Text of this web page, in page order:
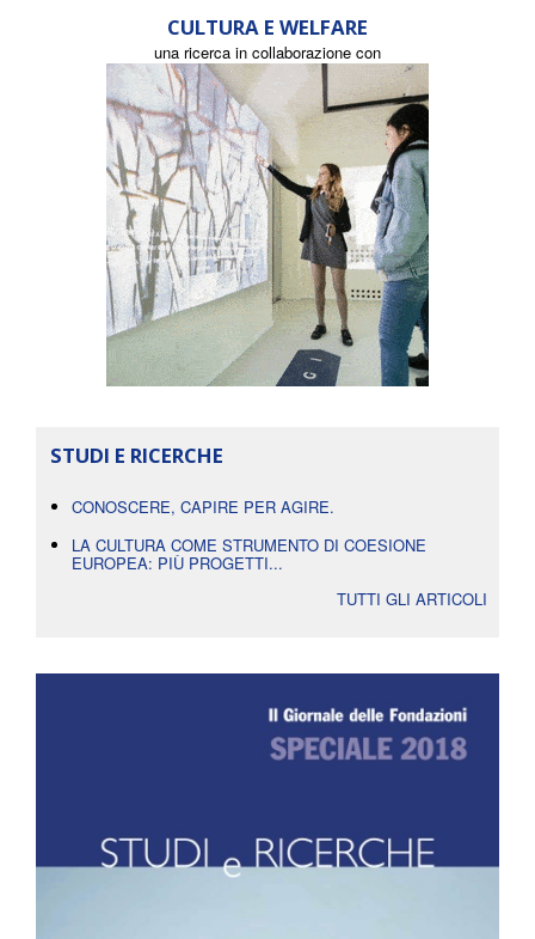
CULTURA E WELFARE
una ricerca in collaborazione con
STUDI E RICERCHE
CONOSCERE, CAPIRE PER AGIRE.
LA CULTURA COME STRUMENTO DI COESIONE
EUROPEA: PIÙ PROGETTI...
TUTTI GLI ARTICOLI